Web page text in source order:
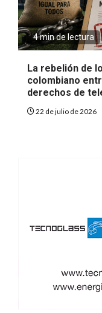
4 min de lectura
La rebelión de
colombiano
derechos de
22 de julio de 2026